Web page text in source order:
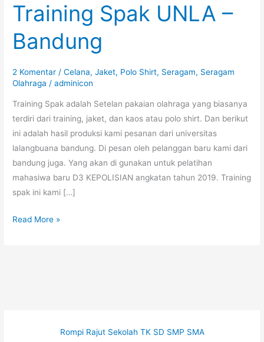
Training Spak UNLA –
Bandung
2 Komentar /Celana,Jaket, Polo Shirt, Seragam, Seragam
Olahraga /adminicon
Training Spak adalah Setelan pakaian olahraga yang biasanya
terdiri dari training, jaket, dan kaos atau polo shirt. Dan berikut
ini adalah hasil produksi kami pesanan dari universitas
lalangbuana bandung. Di pesan oleh pelanggan baru kami dari
bandung juga. Yang akan di gunakan untuk pelatihan
mahasiwa baru D3 KEPOLISIAN angkatan tahun 2019. Training
spak ini kami […]
Training
Read More »
Rompi Rajut Sekolah TK SD SMP SMA